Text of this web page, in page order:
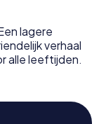
uw
lagere
verhaal
alle leeftijden.